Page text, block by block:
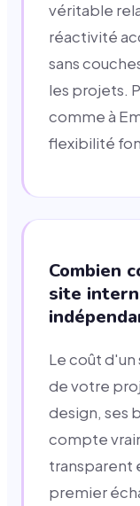
véritable
réactivité
sans
les projets.
comme à
flexibilité
Combien
site
Le coût
de votre
design, ses
compte
transparent
premier